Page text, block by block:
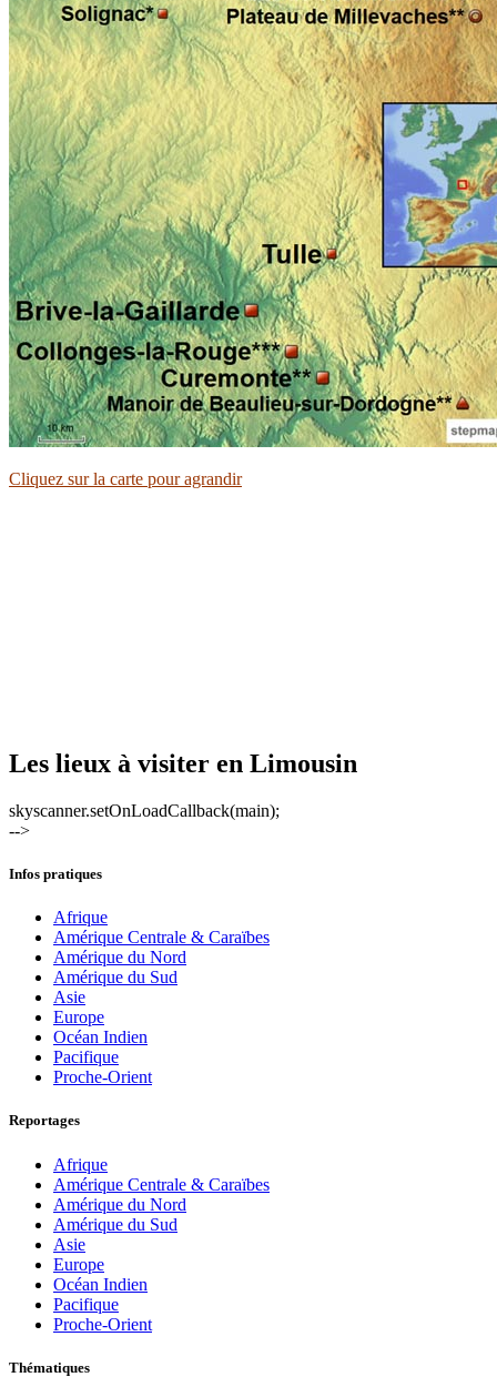
Cliquez sur la carte pour agrandir
Les lieux à visiter en Limousin
skyscanner.setOnLoadCallback(main);
-->
Infos pratiques
Afrique
Amérique Centrale & Caraïbes
Amérique du Nord
Amérique du Sud
Asie
Europe
Océan Indien
Pacifique
Proche-Orient
Reportages
Afrique
Amérique Centrale & Caraïbes
Amérique du Nord
Amérique du Sud
Asie
Europe
Océan Indien
Pacifique
Proche-Orient
Thématiques